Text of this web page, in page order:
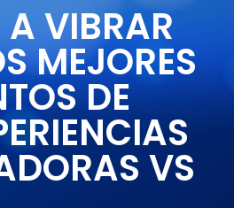
A VIBRAR
MEJORES
DE
VS